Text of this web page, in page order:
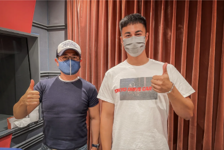
お知らせ
イベント・グッズ
YouTube
会社情報